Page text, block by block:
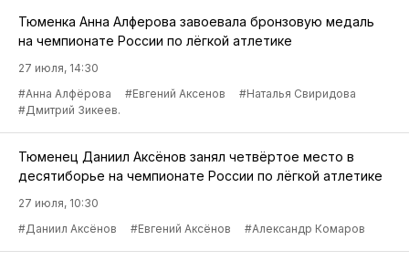
Тюменка Анна Алферова завоевала бронзовую медаль
на чемпионате России по лёгкой атлетике
27 июля, 14:30
#Анна Алфёрова
#Евгений Аксенов
#Наталья Свиридова
#Дмитрий Зикеев.
Тюменец Даниил Аксёнов занял четвёртое место в
десятиборье на чемпионате России по лёгкой атлетике
27 июля, 10:30
#Даниил Аксёнов
#Евгений Аксёнов #Александр Комаров